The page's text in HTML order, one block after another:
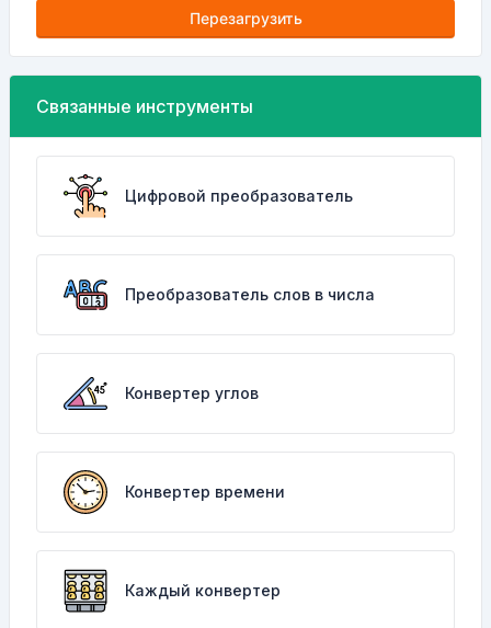
Перезагрузить
Связанные инструменты
Цифровой преобразователь
Преобразователь слов в числа
Конвертер углов
Конвертер времени
Каждый конвертер